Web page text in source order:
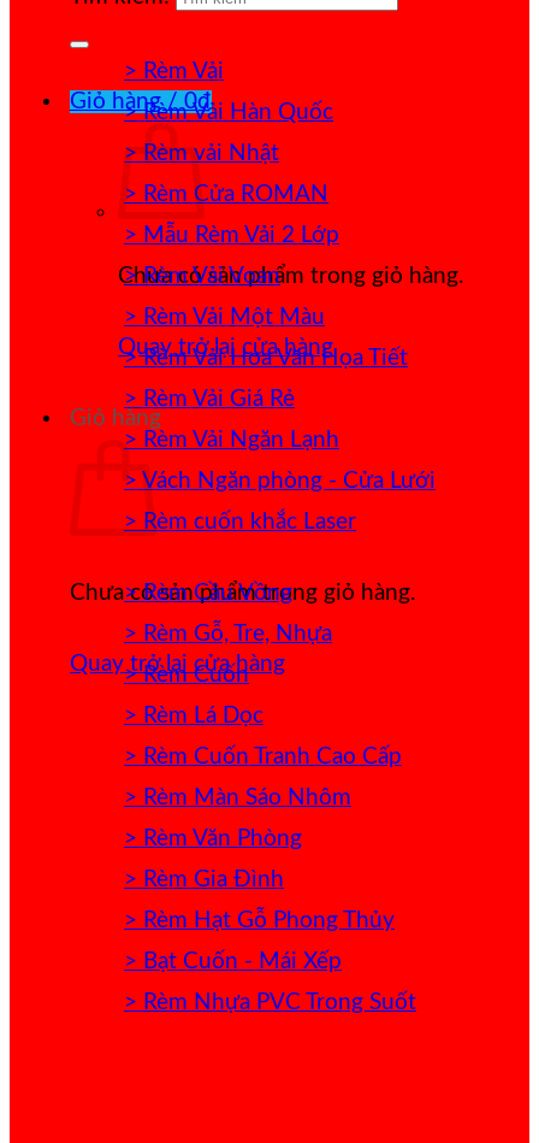
Giỏ hàng /0₫
Chưa có sản phẩm trong giỏ hàng.
Quay trở lại cửa hàng
Giỏ hàng
Chưa có sản phẩm trong giỏ hàng.
Quay trở lại cửa hàng
> Rèm Vải
> Rèm Vải Hàn Quốc
> Rèm vải Nhật
> Rèm Cửa ROMAN
> Mẫu Rèm Vải 2 Lớp
> Rèm Vải Voan
> Rèm Vải Một Màu
> Rèm Vải Hoa Văn Họa Tiết
> Rèm Vải Giá Rẻ
> Rèm Vải Ngăn Lạnh
> Vách Ngăn phòng - Cửa Lưới
> Rèm cuốn khắc Laser
> Rèm Cầu Vồng
> Rèm Gỗ, Tre, Nhựa
> Rèm Cuốn
> Rèm Lá Dọc
> Rèm Cuốn Tranh Cao Cấp
> Rèm Màn Sáo Nhôm
> Rèm Văn Phòng
> Rèm Gia Đình
> Rèm Hạt Gỗ Phong Thủy
> Bạt Cuốn - Mái Xếp
> Rèm Nhựa PVC Trong Suốt